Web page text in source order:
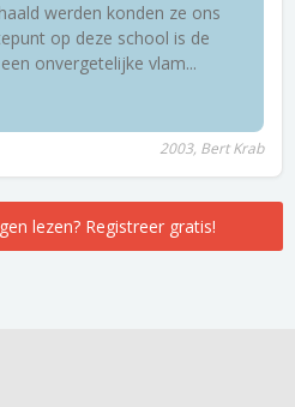
werden konden ze ons
op deze school is de
onvergetelijke vlam...
2003, Bert Krab
lezen? Registreer gratis!